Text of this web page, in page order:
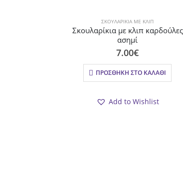
ΣΚΟΥΛΑΡΊΚΙΑ ΜΕ ΚΛΙΠ
Σκουλαρίκια με κλιπ καρδούλες
ασημί
7.00€
ΠΡΟΣΘΉΚΗ ΣΤΟ ΚΑΛΆΘΙ
Add to Wishlist